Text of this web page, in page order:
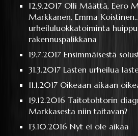
12.9.2017 Olli Määttä, Eero
Markkanen, Emma
urheiluluokkatoiminta
rakennuspalikkana
19.7.2017Ensimmäisestä
31.3.2017 Lasten urheilua
11.1.2017 Oikeaan aikaan
19.12.2016Taitotohtorin
Markkasesta niin taitavan?
13.10.2016Nyt ei ole aikaa